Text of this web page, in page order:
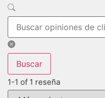
Buscar
1-1 of 1 reseña